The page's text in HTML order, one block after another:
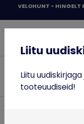
sisu
juurde
VELOHUNT - HINGELT
RATTASÕIT
Liitu
Liitu
Liitu
tooteuudiseid!